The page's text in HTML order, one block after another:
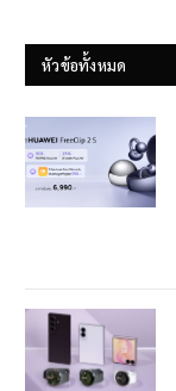
หัวข้อทั้งหมด